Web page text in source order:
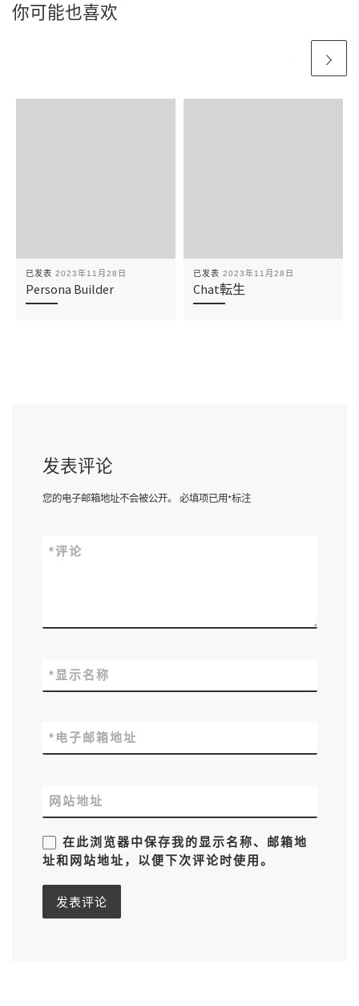
你可能也喜欢
已发表 2023年11月28日
Persona Builder
已发表 2023年11月28日
Chat転生
发表评论
您的电子邮箱地址不会被公开。 必填项已用*标注
评论
*
显示名称
*
电子邮箱地址
*
网站地址
在此浏览器中保存我的显示名称、邮箱地
址和网站地址，以便下次评论时使用。